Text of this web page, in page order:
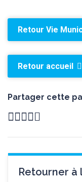
Retour Vie
Retour accueil
Partager cette
Retourner à